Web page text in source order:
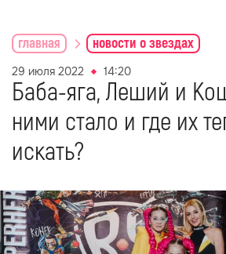
главная новости о звездах
29 июля 2022 14:20
Баба-яга, Леший и
ними стало и где их
искать?